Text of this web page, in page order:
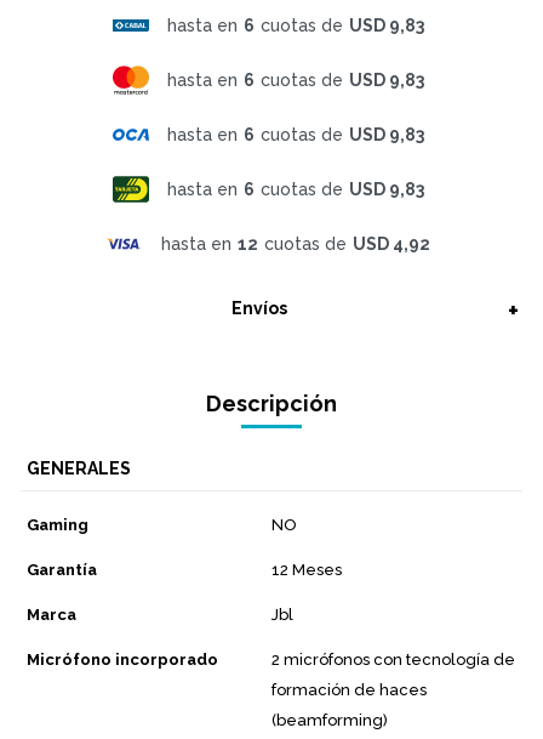
hasta en 6 cuotas de USD 9,83
hasta en 6 cuotas de USD 9,83
hasta en 6 cuotas de USD 9,83
hasta en 6 cuotas de USD 9,83
hasta en 12 cuotas de USD 4,92
Envíos
Descripción
GENERALES
Gaming NO
Garantía 12 Meses
Marca Jbl
Micrófono incorporado
2 micrófonos con tecnología de
formación de haces
(beamforming)